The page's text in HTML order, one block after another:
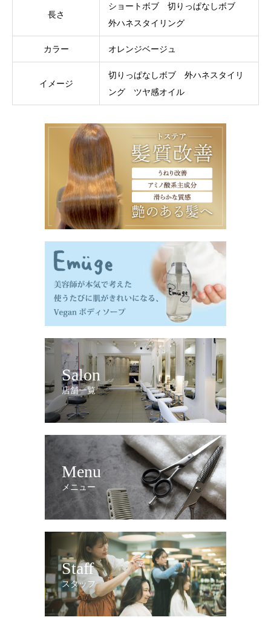
長さ
ショートボブ 切りっぱなしボブ
外ハネスタイリング
カラー オレンジベージュ
イメージ
切りっぱなしボブ 外ハネスタイリ
ング ツヤ感オイル
Salon
店舗一覧
Menu
メニュー
Staff
スタッフ